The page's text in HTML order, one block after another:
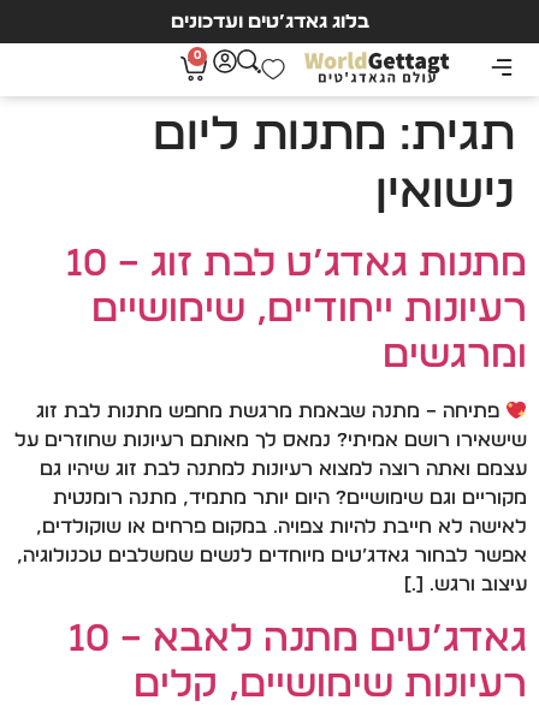
בלוג גאדג’טים ועדכונים
0
תגית: מתנות ליום
נישואין
מתנות גאדג’ט לבת זוג – 10
רעיונות ייחודיים, שימושיים
ומרגשים
פתיחה – מתנה שבאמת מרגשת מחפש מתנות לבת זוג
שישאירו רושם אמיתי? נמאס לך מאותם רעיונות שחוזרים על
עצמם ואתה רוצה למצוא רעיונות למתנה לבת זוג שיהיו גם
מקוריים וגם שימושיים? היום יותר מתמיד, מתנה רומנטית
לאישה לא חייבת להיות צפויה. במקום פרחים או שוקולדים,
אפשר לבחור גאדג’טים מיוחדים לנשים שמשלבים טכנולוגיה,
עיצוב ורגש. […]
גאדג’טים מתנה לאבא – 10
רעיונות שימושיים, קלים